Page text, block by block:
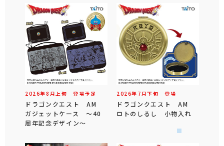
2026年8 月 上旬 登場予定
ドラゴンクエスト AM
ガジェットケース ～40
周年記念デザイン～
2026年 7 月下旬 登場
ドラゴンクエスト AM
ロトのしるし 小物入れ